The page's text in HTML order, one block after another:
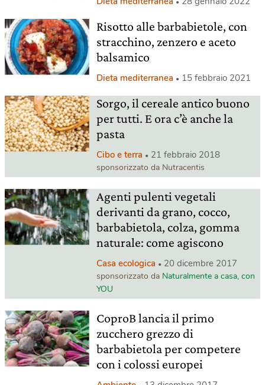
Risotto alle barbabietole, con
stracchino, zenzero e aceto
balsamico
Dieta mediterranea 15 febbraio 2021
Sorgo, il cereale antico buono
per tutti. E ora c’è anche la
pasta
Cibo e terra 21 febbraio 2018
sponsorizzato da Nutracentis
Agenti pulenti vegetali
derivanti da grano, cocco,
barbabietola, colza, gomma
naturale: come agiscono
Casa ecologica 20 dicembre 2017
sponsorizzato da Naturalmente a casa, con
YOU
CoproB lancia il primo
zucchero grezzo di
barbabietola per competere
con i colossi europei